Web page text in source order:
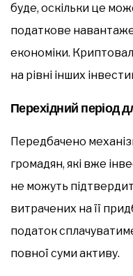
буде, оскільки це
податкове
економіки.
на рівні інших
Перехідний період
Передбачено
громадян, які вже
не можуть
витрачених на її
податок
повної суми активу.